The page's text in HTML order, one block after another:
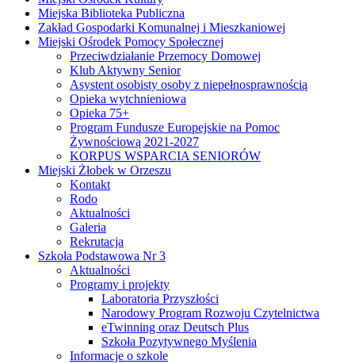
Miejska Biblioteka Publiczna
Zakład Gospodarki Komunalnej i Mieszkaniowej
Miejski Ośrodek Pomocy Społecznej
Przeciwdziałanie Przemocy Domowej
Klub Aktywny Senior
Asystent osobisty osoby z niepełnosprawnością
Opieka wytchnieniowa
Opieka 75+
Program Fundusze Europejskie na Pomoc
Żywnościową 2021-2027
KORPUS WSPARCIA SENIORÓW
Miejski Żłobek w Orzeszu
Kontakt
Rodo
Aktualności
Galeria
Rekrutacja
Szkoła Podstawowa Nr 3
Aktualności
Programy i projekty
Laboratoria Przyszłości
Narodowy Program Rozwoju Czytelnictwa
eTwinning oraz Deutsch Plus
Szkoła Pozytywnego Myślenia
Informacje o szkole